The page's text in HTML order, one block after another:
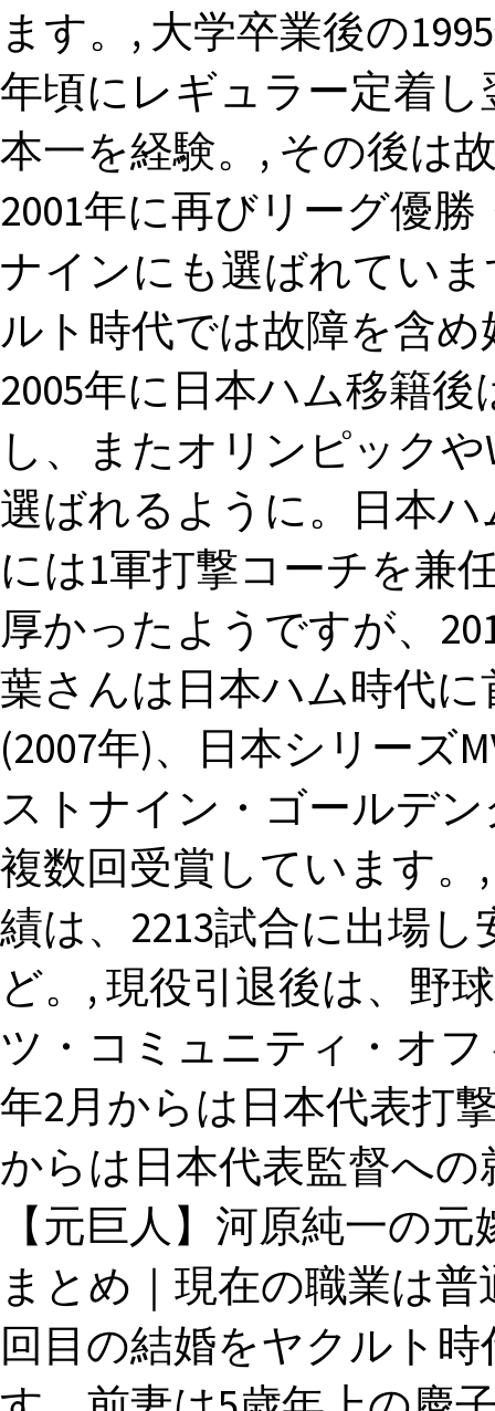
ます。, 大学卒業後の
年頃にレギュラー定着
本一を経験。, その後は
2001年に再びリーグ優
ナインにも選ばれてい
ルト時代では故障を含
2005年に日本ハム移籍
し、またオリンピック
選ばれるように。日本ハ
には1軍打撃コーチを兼
厚かったようですが、
葉さんは日本ハム時代に
(2007年)、日本シリーズ
ストナイン・ゴールデ
複数回受賞しています。
績は、2213試合に出場し
ど。, 現役引退後は、野
ツ・コミュニティ・オ
年2月からは日本代表打
からは日本代表監督へ
【元巨人】河原純一の
まとめ｜現在の職業は
回目の結婚をヤクルト時